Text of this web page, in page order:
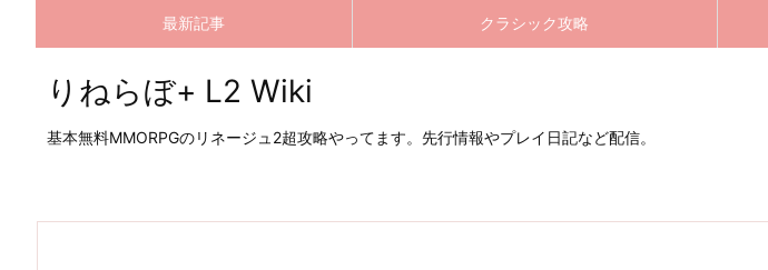
最新記事 クラシック攻略
りねらぼ+ L2 Wiki
基本無料MMORPGのリネージュ2超攻略やってます。先行情報やプレイ日記など配信。